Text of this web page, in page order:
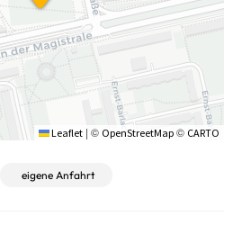
Leaflet | © OpenStreetMap © CARTO
eigene Anfahrt